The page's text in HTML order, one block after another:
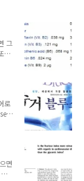
리가 살아가는 데 꼭
. 판매를 목적으로 하
도 대표적인 것이 설탕
한동안 천연물로 알
부분의 성분을 빼내고
그
는
쁘
흰
닙
로
이
.
그
면